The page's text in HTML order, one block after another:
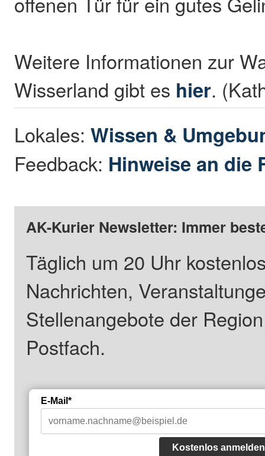
Weitere Informationen zur
Wisserland gibt es hier.
Lokales:Wissen &
Feedback: Hinweise an die
AK-Kurier Newsletter: Immer
Täglich um 20 Uhr
Nachrichten,
Stellenangebote der
Postfach.
E-Mail*
Kostenlos anmelden